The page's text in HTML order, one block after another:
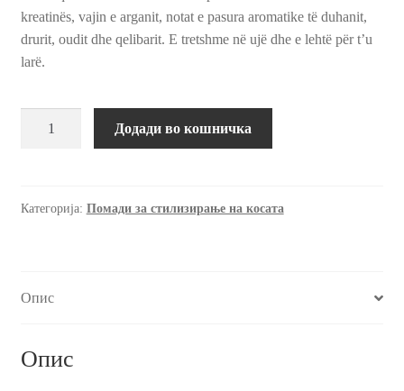
kreatinës, vajin e arganit, notat e pasura aromatike të duhanit,
drurit, oudit dhe qelibarit. E tretshme në ujë dhe e lehtë për t’u
larë.
со
100
Додади во кошничка
Категорија: Помади за стилизирање на косата
Опис
Опис